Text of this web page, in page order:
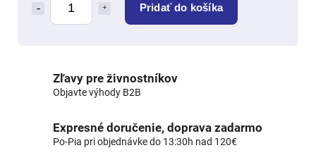
Pridať do košíka
Zľavy pre živnostníkov
Objavte výhody B2B
Expresné doručenie, doprava zadarmo
Po-Pia pri objednávke do 13:30h nad 120€